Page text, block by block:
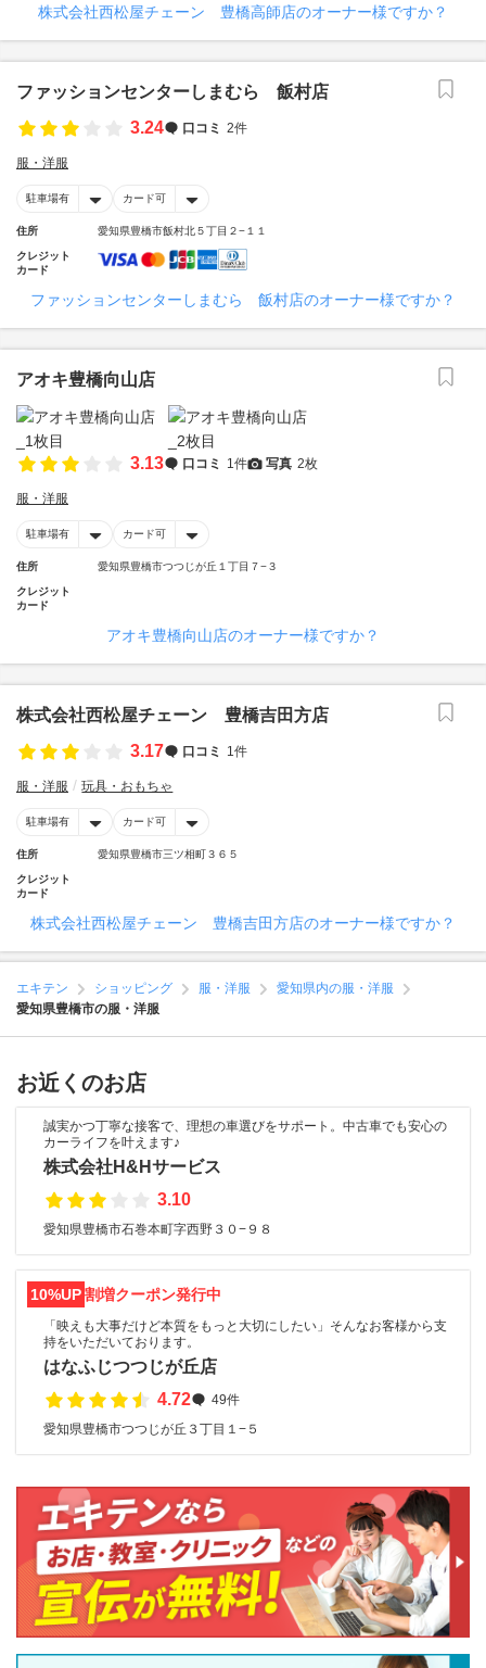
株式会社西松屋チェーン 豊橋高師店のオーナー様ですか？
ファッションセンターしまむら 飯村店
3.24
口コミ 2件
服・洋服
駐車場有 カード可
住所 愛知県豊橋市飯村北５丁目２−１１
クレジット
カード
ファッションセンターしまむら 飯村店のオーナー様ですか？
アオキ豊橋向山店
3.13 口コミ 1件 写真 2枚
服・洋服
駐車場有 カード可
住所 愛知県豊橋市つつじが丘１丁目７−３
クレジット
カード
アオキ豊橋向山店のオーナー様ですか？
株式会社西松屋チェーン 豊橋吉田方店
3.17
口コミ 1件
服・洋服 玩具・おもちゃ
駐車場有 カード可
住所 愛知県豊橋市三ツ相町３６５
クレジット
カード
株式会社西松屋チェーン 豊橋吉田方店のオーナー様ですか？
エキテン ショッピング 服・洋服
愛知県内の服・洋服
愛知県豊橋市の服・洋服
お近くのお店
誠実かつ丁寧な接客で、理想の車選びをサポート。中古車でも安心の
カーライフを叶えます♪
株式会社H&Hサービス
3.10
愛知県豊橋市石巻本町字西野３０−９８
10%UP割増クーポン発行中
「映えも大事だけど本質をもっと大切にしたい」そんなお客様から支
持をいただいております。
はなふじつつじが丘店
4.72
49件
愛知県豊橋市つつじが丘３丁目１−５